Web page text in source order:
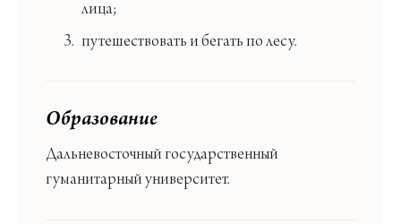
лица;
путешествовать и бегать по лесу.
Образование
Дальневосточный государственный
гуманитарный университет.